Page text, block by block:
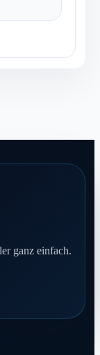
ganz einfach.